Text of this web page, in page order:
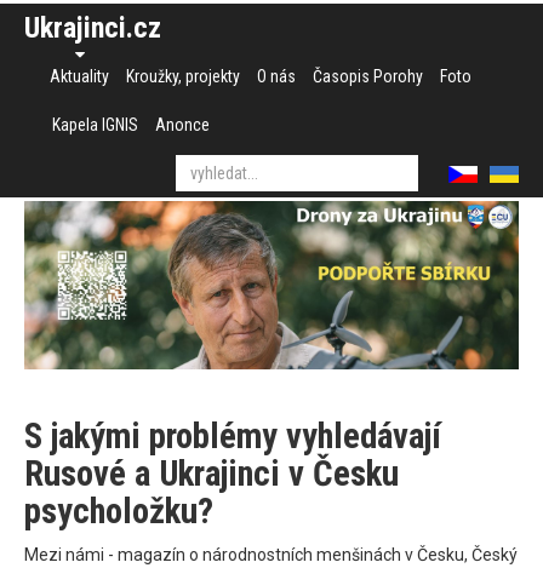
Ukrajinci.cz
Aktuality Kroužky, projekty O nás Časopis Porohy Foto
Kapela IGNIS Anonce
S jakými problémy vyhledávají
Rusové a Ukrajinci v Česku
psycholožku?
Mezi námi - magazín o národnostních menšinách v Česku, Český